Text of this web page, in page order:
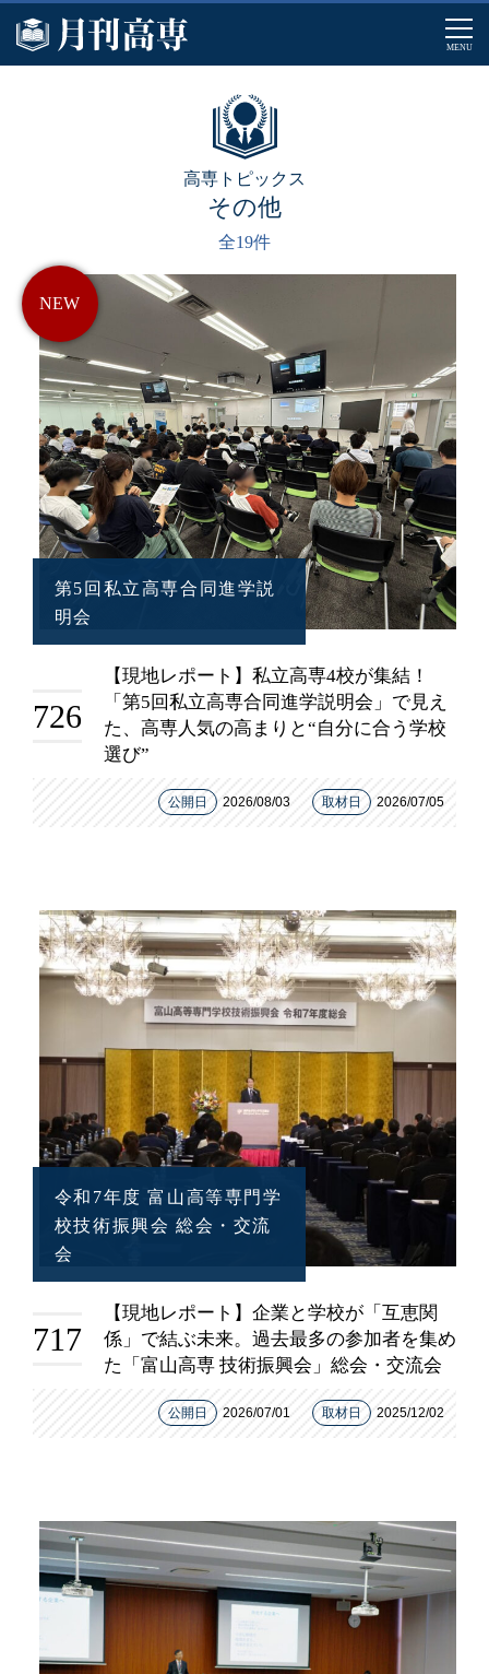
MENU
高専トピックス
その他
全19件
726
【現地レポート】私立高専4校が集結！
「第5回私立高専合同進学説明会」で見え
た、高専人気の高まりと“自分に合う学校
選び”
公開日 2026/08/03 取材日 2026/07/05
第5回私立高専合同進学説
明会
717
【現地レポート】企業と学校が「互恵関
係」で結ぶ未来。過去最多の参加者を集め
た「富山高専 技術振興会」総会・交流会
公開日 2026/07/01 取材日 2025/12/02
令和7年度 富山高等専門学
校技術振興会 総会・交流
会